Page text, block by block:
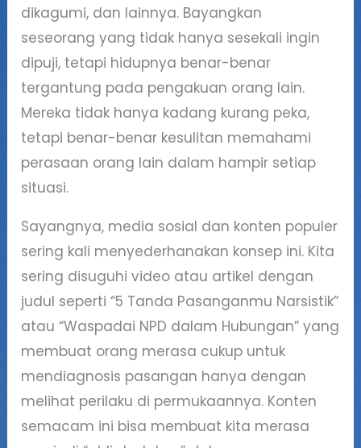
dikagumi, dan lainnya. Bayangkan
seseorang yang tidak hanya sesekali ingin
dipuji, tetapi hidupnya benar-benar
tergantung pada pengakuan orang lain.
Mereka tidak hanya kadang kurang peka,
tetapi benar-benar kesulitan memahami
perasaan orang lain dalam hampir setiap
situasi.
Sayangnya, media sosial dan konten populer
sering kali menyederhanakan konsep ini. Kita
sering disuguhi video atau artikel dengan
judul seperti “5 Tanda Pasanganmu Narsistik”
atau “Waspadai NPD dalam Hubungan” yang
membuat orang merasa cukup untuk
mendiagnosis pasangan hanya dengan
melihat perilaku di permukaannya. Konten
semacam ini bisa membuat kita merasa